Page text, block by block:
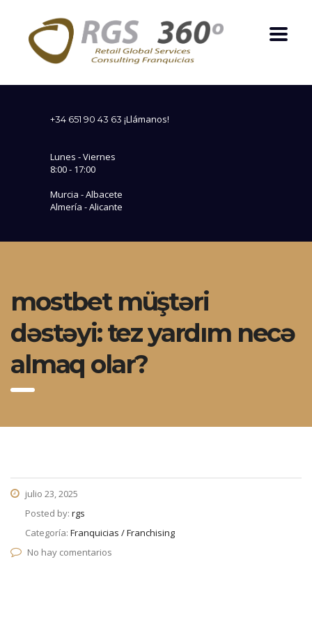
+34 651 90 43 63 ¡Llámanos!
Lunes - Viernes
8:00 - 17:00
Murcia - Albacete
Almería - Alicante
mostbet müştəri
dəstəyi: tez yardım necə
almaq olar?
julio 23, 2025
Posted by: rgs
Categoría: Franquicias / Franchising
No hay comentarios